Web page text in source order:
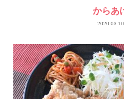
からあ
2020.03.10